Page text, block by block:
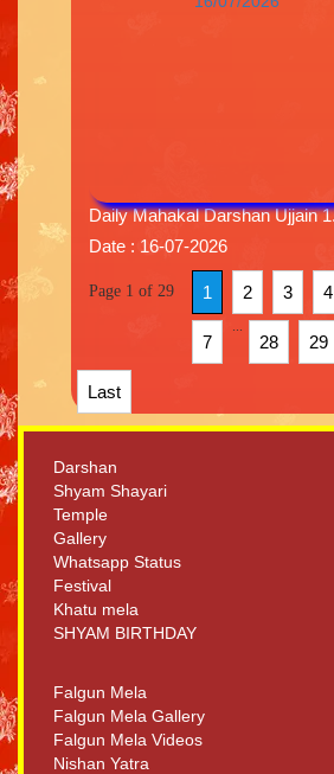
Daily Mahakal Darshan Ujjain
Date : 16-07-2026
Page 1 of 29 1 2 3 4
7 28 29
Last
Darshan
Shyam Shayari
Temple
Gallery
Whatsapp Status
Festival
Khatu mela
SHYAM BIRTHDAY
Falgun Mela
Falgun Mela Gallery
Falgun Mela Videos
Nishan Yatra